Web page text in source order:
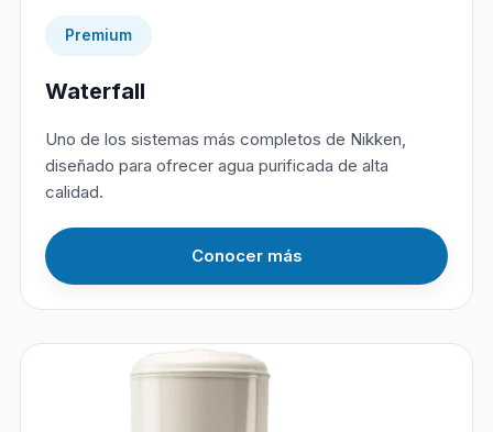
Premium
Waterfall
Uno de los sistemas más completos de Nikken,
diseñado para ofrecer agua purificada de alta
calidad.
Conocer más